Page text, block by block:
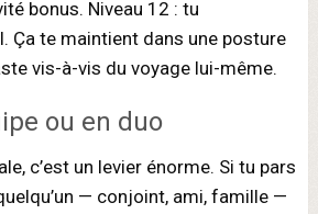
bonus. Niveau 12 : tu
Ça te maintient dans une posture
vis-à-vis du voyage lui-même.
ou en duo
c’est un levier énorme. Si tu pars
— conjoint, ami, famille —